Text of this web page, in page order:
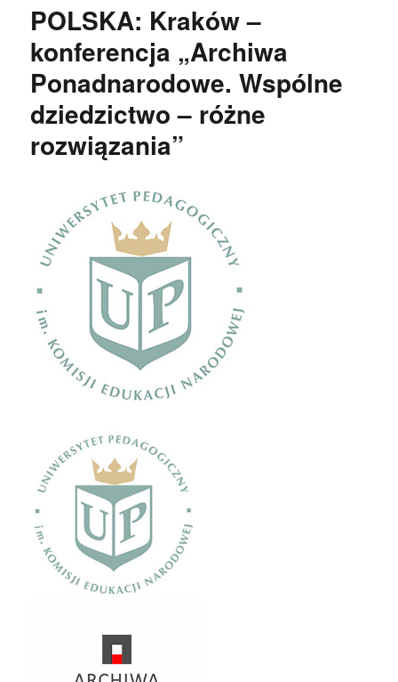
POLSKA: Kraków –
konferencja „Archiwa
Ponadnarodowe. Wspólne
dziedzictwo – różne
rozwiązania”